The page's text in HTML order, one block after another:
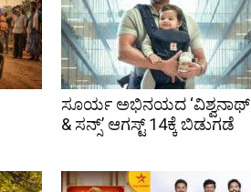
ಸೂರ್ಯ ಅಭಿನಯದ ‘ವಿಶ್ವನಾಥ್
& ಸನ್ಸ್’ ಆಗಸ್ಟ್ 14ಕ್ಕೆ ಬಿಡುಗಡೆ